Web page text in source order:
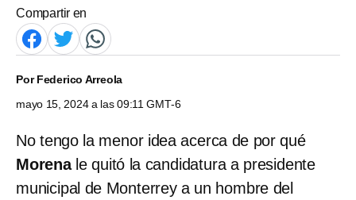
Compartir en
PorFederico Arreola
mayo 15, 2024 a las 09:11 GMT-6
No tengo la menor idea acerca de por qué
Morenale quitó la candidatura a presidente
municipal de Monterrey a un hombre del